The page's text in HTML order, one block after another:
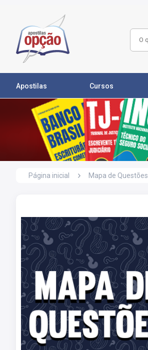
Apostilas Cursos
Página inicial Mapa de Questões